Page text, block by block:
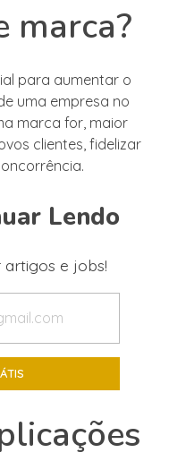
marca?
para aumentar o
uma empresa no
marca for, maior
clientes, fidelizar
Lendo
e jobs!